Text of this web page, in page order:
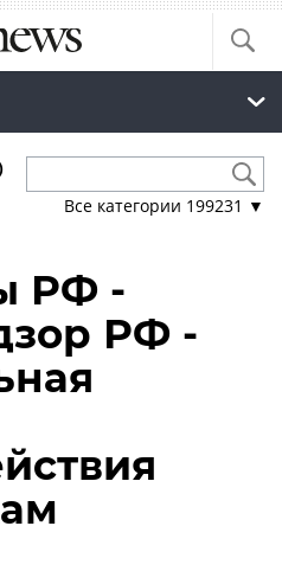
Все категории 199231 ▼
РФ -
РФ -